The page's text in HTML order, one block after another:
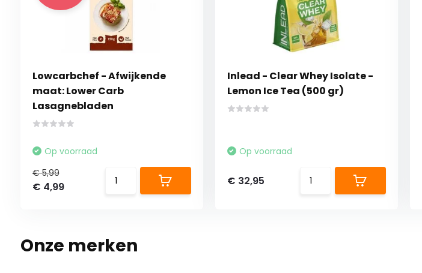
Lowcarbchef - Afwijkende
maat: Lower Carb
Lasagnebladen
Op voorraad
€ 5,99
€ 4,99
Inlead - Clear Whey Isolate -
Lemon Ice Tea (500 gr)
Op voorraad
€ 32,95
Onze merken